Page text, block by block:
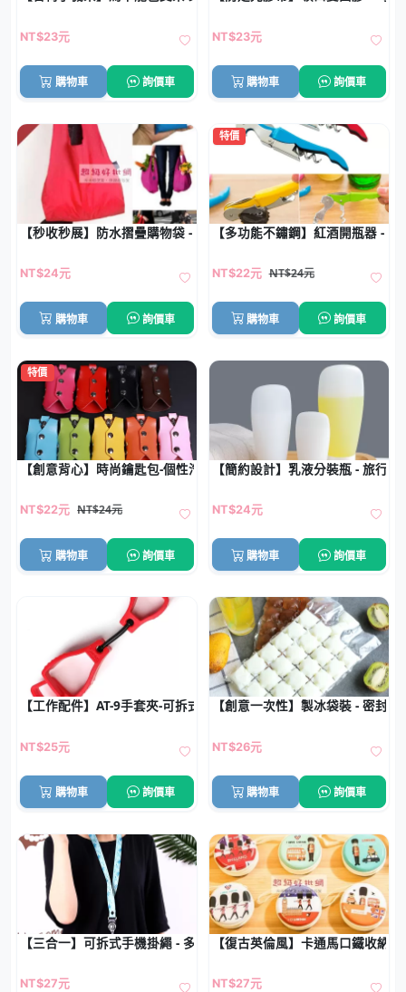
NT$23元
購物車 詢價車
NT$23元
購物車 詢價車
【秒收秒展】防水摺疊購物袋 - 環保大容量耐重手提袋
NT$24元
購物車 詢價車
特價
【多功能不鏽鋼】紅酒開瓶器 -
NT$22元 NT$24元
購物車 詢價車
特價
【創意背心】時尚鑰匙包-個性汽車鑰匙收納
NT$22元 NT$24元
購物車 詢價車
【簡約設計】乳液分裝瓶 - 旅行化
NT$24元
購物車 詢價車
【工作配件】AT-9手套夾-可拆式手套固定工具
NT$25元
購物車 詢價車
【創意一次性】製冰袋裝 - 密封
NT$26元
購物車 詢價車
【三合一】可拆式手機掛繩 - 多功能證件吊繩
NT$27元
【復古英倫風】卡通馬口鐵收納
NT$27元